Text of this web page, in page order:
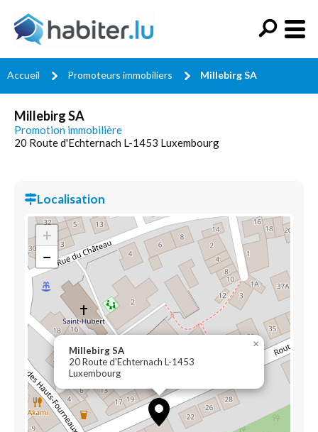
Accueil Promoteurs immobiliers Millebirg SA
Millebirg SA
Promotion immobilière
20 Route d'Echternach L-1453 Luxembourg
Localisation
Millebirg SA
20 Route d'Echternach L-1453
Luxembourg
×
+
−